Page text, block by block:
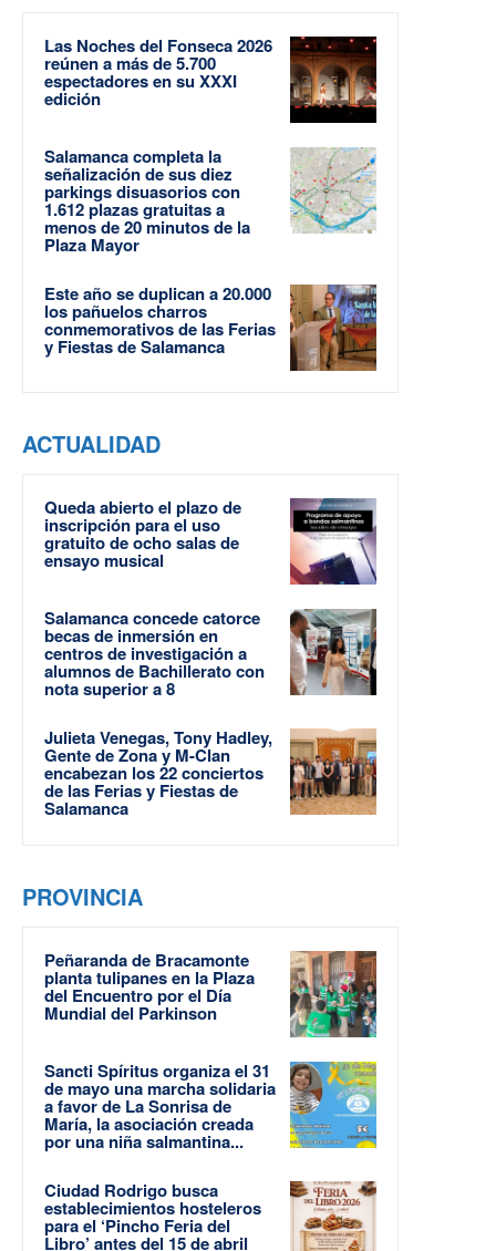
Las Noches del Fonseca 2026
reúnen a más de 5.700
espectadores en su XXXI
edición
Salamanca completa la
señalización de sus diez
parkings disuasorios con
1.612 plazas gratuitas a
menos de 20 minutos de la
Plaza Mayor
Este año se duplican a 20.000
los pañuelos charros
conmemorativos de las Ferias
y Fiestas de Salamanca
ACTUALIDAD
Queda abierto el plazo de
inscripción para el uso
gratuito de ocho salas de
ensayo musical
Salamanca concede catorce
becas de inmersión en
centros de investigación a
alumnos de Bachillerato con
nota superior a 8
Julieta Venegas, Tony Hadley,
Gente de Zona y M-Clan
encabezan los 22 conciertos
de las Ferias y Fiestas de
Salamanca
PROVINCIA
Peñaranda de Bracamonte
planta tulipanes en la Plaza
del Encuentro por el Día
Mundial del Parkinson
Sancti Spíritus organiza el 31
de mayo una marcha solidaria
a favor de La Sonrisa de
María, la asociación creada
por una niña salmantina...
Ciudad Rodrigo busca
establecimientos hosteleros
para el ‘Pincho Feria del
Libro’ antes del 15 de abril